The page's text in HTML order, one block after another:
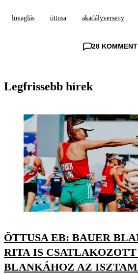
lovaglás öttusa akadályverseny
28 KOMMENT
Legfrissebb hírek
ÖTTUSA EB: BAUER
RITA IS
BLANKÁHOZ AZ